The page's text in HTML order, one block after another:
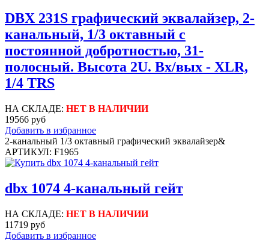
DBX 231S графический эквалайзер, 2-
канальный, 1/3 октавный с
постоянной добротностью, 31-
полосный. Высота 2U. Вх/вых - XLR,
1/4 TRS
НА СКЛАДЕ: НЕТ В НАЛИЧИИ
19566 руб
Добавить в избранное
2-канальный 1/3 октавный графический эквалайзер&
АРТИКУЛ: F1965
dbx 1074 4-канальный гейт
НА СКЛАДЕ: НЕТ В НАЛИЧИИ
11719 руб
Добавить в избранное